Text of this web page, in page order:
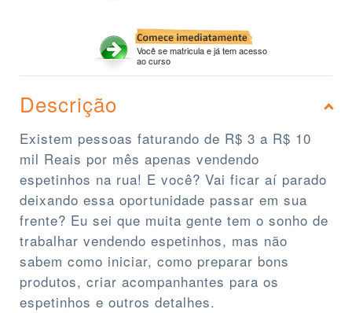
Você se matricula e já tem acesso
ao curso
Descrição
Existem pessoas faturando de R$ 3 a R$ 10
mil Reais por mês apenas vendendo
espetinhos na rua! E você? Vai ficar aí parado
deixando essa oportunidade passar em sua
frente? Eu sei que muita gente tem o sonho de
trabalhar vendendo espetinhos, mas não
sabem como iniciar, como preparar bons
produtos, criar acompanhantes para os
espetinhos e outros detalhes.